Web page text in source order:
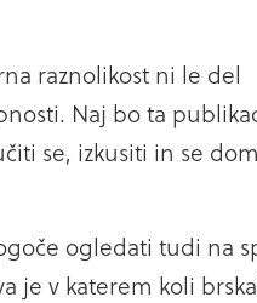
raznolikost ni le del
Naj bo ta
se, izkusiti in se
ogledati tudi na
je v katerem koli